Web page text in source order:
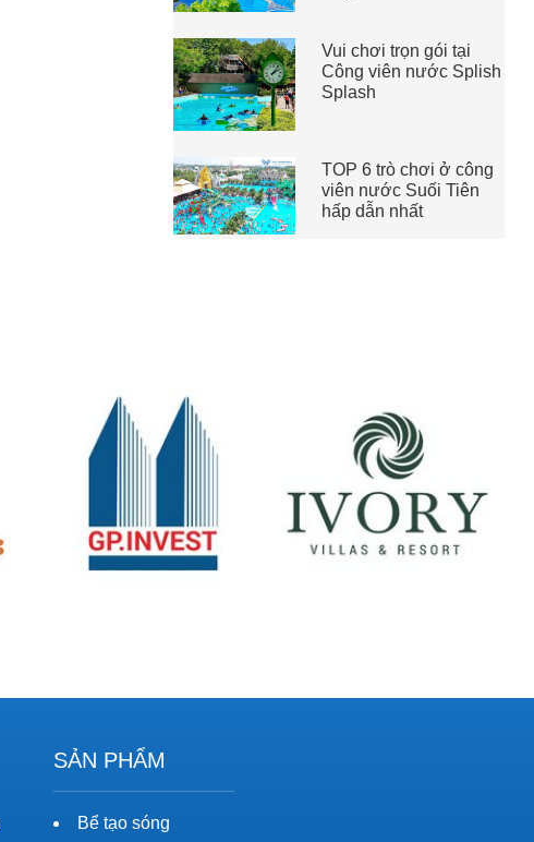
Vui chơi trọn gói tại
Công viên nước Splish
Splash
TOP 6 trò chơi ở công
viên nước Suối Tiên
hấp dẫn nhất
SẢN PHẨM
Bể tạo sóng